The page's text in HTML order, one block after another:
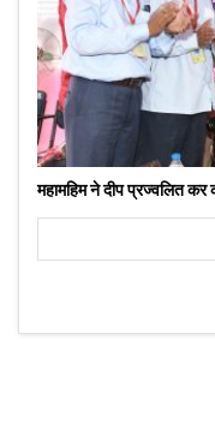
महामहिम ने दीप प्रज्वलित कर